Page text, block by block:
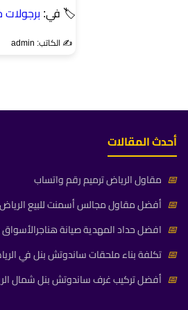
🏷 في:
✍️ الكاتب: admin
أحدث المقالات
📅 مقاول الرياض ترميم رقم واتساب
📅 أفضل مقاول مجالس أسمنت للبيع الرياض
📅 افضل حداد المهدية صيانة
📅 تكلفة بناء ملحقات ساندوتش بنل في
📅 أفضل تركيب غرف ساندوتش بنل شمال